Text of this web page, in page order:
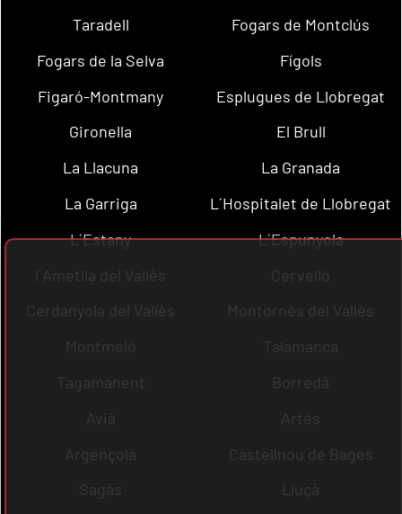
Taradell
Fogars de Montclús
Fogars de la Selva
Fígols
Figaró-Montmany
Esplugues de Llobregat
Gironella
El Brull
La Llacuna
La Granada
La Garriga
L´Hospitalet de Llobregat
L´Estany
L´Espunyola
l´Ametlla del Vallès
Cervelló
Cerdanyola del Vallès
Montornès del Vallès
Montmeló
Talamanca
Tagamanent
Borredà
Avià
Artés
Argençola
Castellnou de Bages
Sagàs
Lluçà